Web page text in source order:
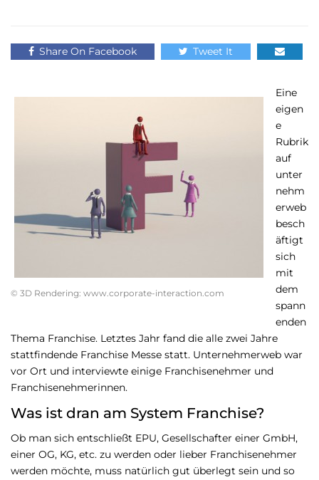
Share On Facebook Tweet It
© 3D Rendering: www.corporate-interaction.com
Eine
eigen
e
Rubrik
auf
unter
nehm
erweb
besch
äftigt
sich
mit
dem
spann
enden
Thema Franchise. Letztes Jahr fand die alle zwei Jahre
stattfindende Franchise Messe statt. Unternehmerweb war
vor Ort und interviewte einige Franchisenehmer und
Franchisenehmerinnen.
Was ist dran am System Franchise?
Ob man sich entschließt EPU, Gesellschafter einer GmbH,
einer OG, KG, etc. zu werden oder lieber Franchisenehmer
werden möchte, muss natürlich gut überlegt sein und so